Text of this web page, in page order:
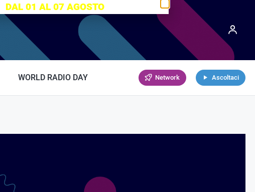
WORLD RADIO DAY Network Ascoltaci
DAL 01 AL 07 AGOSTO